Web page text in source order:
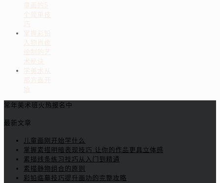
童画的5
个简单技
巧
掌握彩铅
人物肖像
绘制的艺
术秘诀
学美术从
那方面开
始
常年美术班火热报名中
最新文章
儿童画刚开始学什么
掌握素描明暗表现技巧 让你的作品更具立体感
素描线条练习技巧从入门到精通
素描静物组合的原则
彩铅临摹技巧提升画功的完整攻略